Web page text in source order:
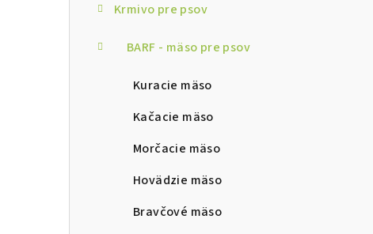
Krmivo pre psov
BARF - mäso pre psov
Kuracie mäso
Kačacie mäso
Morčacie mäso
Hovädzie mäso
Bravčové mäso